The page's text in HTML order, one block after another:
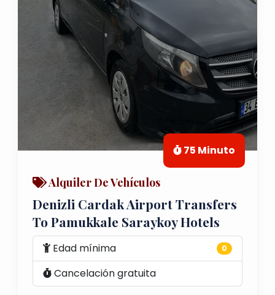
75 Minuto
Alquiler De Vehículos
Denizli Cardak Airport Transfers
To Pamukkale Saraykoy Hotels
Edad mínima 0
Cancelación gratuita